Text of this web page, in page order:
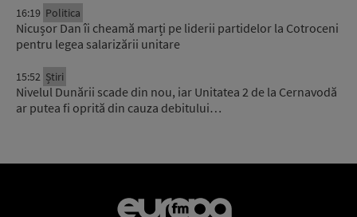
16:19 Politica
Nicușor Dan îi cheamă marți pe liderii partidelor la Cotroceni
pentru legea salarizării unitare
15:52 Știri
Nivelul Dunării scade din nou, iar Unitatea 2 de la Cernavodă
ar putea fi oprită din cauza debitului…